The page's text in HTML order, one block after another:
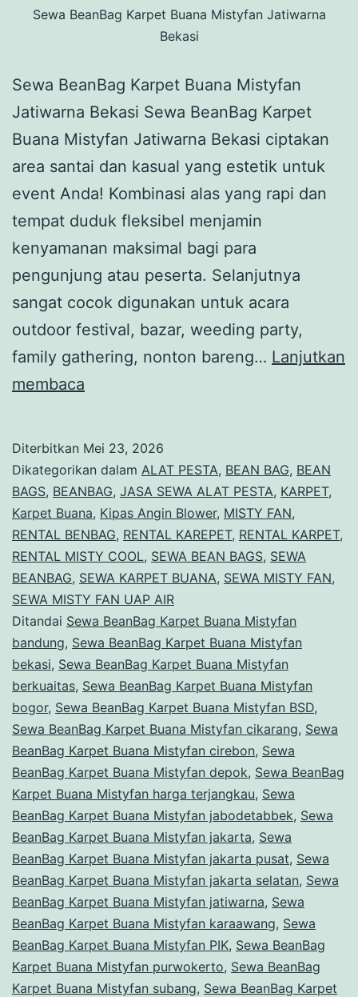
Sewa BeanBag Karpet Buana Mistyfan Jatiwarna
Bekasi
Sewa BeanBag Karpet Buana Mistyfan
Jatiwarna Bekasi Sewa BeanBag Karpet
Buana Mistyfan Jatiwarna Bekasi ciptakan
area santai dan kasual yang estetik untuk
event Anda! Kombinasi alas yang rapi dan
tempat duduk fleksibel menjamin
kenyamanan maksimal bagi para
pengunjung atau peserta. Selanjutnya
sangat cocok digunakan untuk acara
outdoor festival, bazar, weeding party,
family gathering, nonton bareng… Lanjutkan
membaca
Buana
Mistyfan
Jatiwarna
Bekasi
Diterbitkan Mei 23, 2026
Dikategorikan dalam ALAT PESTA, BEAN BAG, BEAN
BAGS, BEANBAG, JASA SEWA ALAT PESTA, KARPET,
Karpet Buana, Kipas Angin Blower, MISTY FAN,
RENTAL BENBAG, RENTAL KAREPET, RENTAL KARPET,
RENTAL MISTY COOL, SEWA BEAN BAGS, SEWA
BEANBAG, SEWA KARPET BUANA, SEWA MISTY FAN,
SEWA MISTY FAN UAP AIR
Ditandai Sewa BeanBag Karpet Buana Mistyfan
bandung, Sewa BeanBag Karpet Buana Mistyfan
bekasi, Sewa BeanBag Karpet Buana Mistyfan
berkuaitas, Sewa BeanBag Karpet Buana Mistyfan
bogor, Sewa BeanBag Karpet Buana Mistyfan BSD,
Sewa BeanBag Karpet Buana Mistyfan cikarang, Sewa
BeanBag Karpet Buana Mistyfan cirebon, Sewa
BeanBag Karpet Buana Mistyfan depok, Sewa BeanBag
Karpet Buana Mistyfan harga terjangkau, Sewa
BeanBag Karpet Buana Mistyfan jabodetabbek, Sewa
BeanBag Karpet Buana Mistyfan jakarta, Sewa
BeanBag Karpet Buana Mistyfan jakarta pusat, Sewa
BeanBag Karpet Buana Mistyfan jakarta selatan, Sewa
BeanBag Karpet Buana Mistyfan jatiwarna, Sewa
BeanBag Karpet Buana Mistyfan karaawang, Sewa
BeanBag Karpet Buana Mistyfan PIK, Sewa BeanBag
Karpet Buana Mistyfan purwokerto, Sewa BeanBag
Karpet Buana Mistyfan subang, Sewa BeanBag Karpet